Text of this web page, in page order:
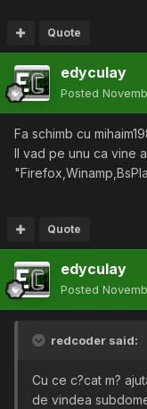
Quote
edyculay
Posted
Fa schimb cu
Il vad pe unu ca vine
Quote
edyculay
Posted
redcoder said:
Cu ce c?cat m?
de vindea